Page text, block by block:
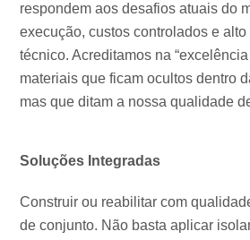
respondem aos desafios atuais do
execução, custos controlados e
técnico. Acreditamos na
materiais que ficam ocultos dentro
mas que ditam a nossa qualidade
Soluções Integradas
Construir ou reabilitar com
de conjunto. Não basta aplicar